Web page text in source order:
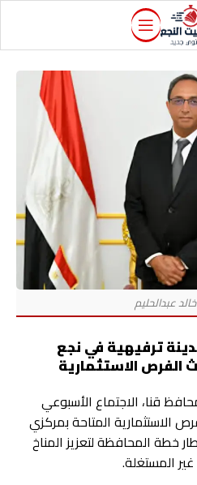
ترفيهية في نجع
الفرص الاستثمارية
قنا، الاجتماع الأسبوعي
الاستثمارية المتاحة بمركزي
خطة المحافظة لتعزيز المناخ
المستغلة.